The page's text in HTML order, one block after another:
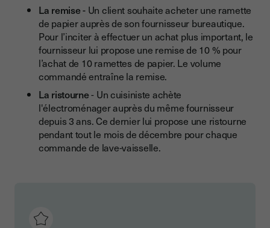
La remise - Un client souhaite acheter une ramette
de papier auprès de son fournisseur bureautique.
Pour l’inciter à effectuer un achat plus important, le
fournisseur lui propose une remise de 10 % pour
l’achat de 10 ramettes de papier. Le volume
commandé entraîne la remise.
La ristourne- Un cuisiniste achète
l'électroménager auprès du même fournisseur
depuis 3 ans. Ce dernier lui propose une ristourne
pendant tout le mois de décembre pour chaque
commande de lave-vaisselle.